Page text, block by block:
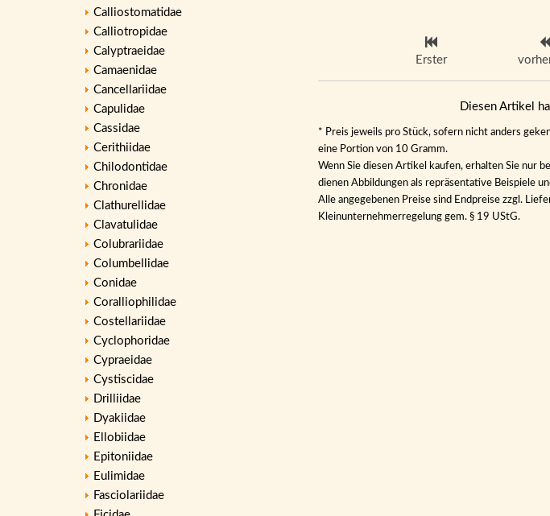
Calliostomatidae
Calliotropidae
Calyptraeidae
Camaenidae
Cancellariidae
Capulidae
Cassidae
Cerithiidae
Chilodontidae
Chronidae
Clathurellidae
Clavatulidae
Colubrariidae
Columbellidae
Conidae
Coralliophilidae
Costellariidae
Cyclophoridae
Cypraeidae
Cystiscidae
Drilliidae
Dyakiidae
Ellobiidae
Epitoniidae
Eulimidae
Fasciolariidae
Erster
Diesen Artikel
* Preis jeweils pro Stück, sofern nicht anders
eine Portion von 10 Gramm.
Wenn Sie diesen Artikel kaufen, erhalten Sie nur
dienen Abbildungen als repräsentative Beispiele
Alle angegebenen Preise sind Endpreise zzgl.
Kleinunternehmerregelung gem. § 19 UStG.